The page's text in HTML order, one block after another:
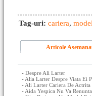
Tag-uri: cariera, model
Articole
- Despre Ali Larter
- Alia Larter Despre Viata Ei
- Ali Larter Cariera De Actrita
- Aida Yespica Nu Va